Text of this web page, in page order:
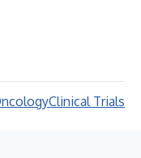
Clinical Trials